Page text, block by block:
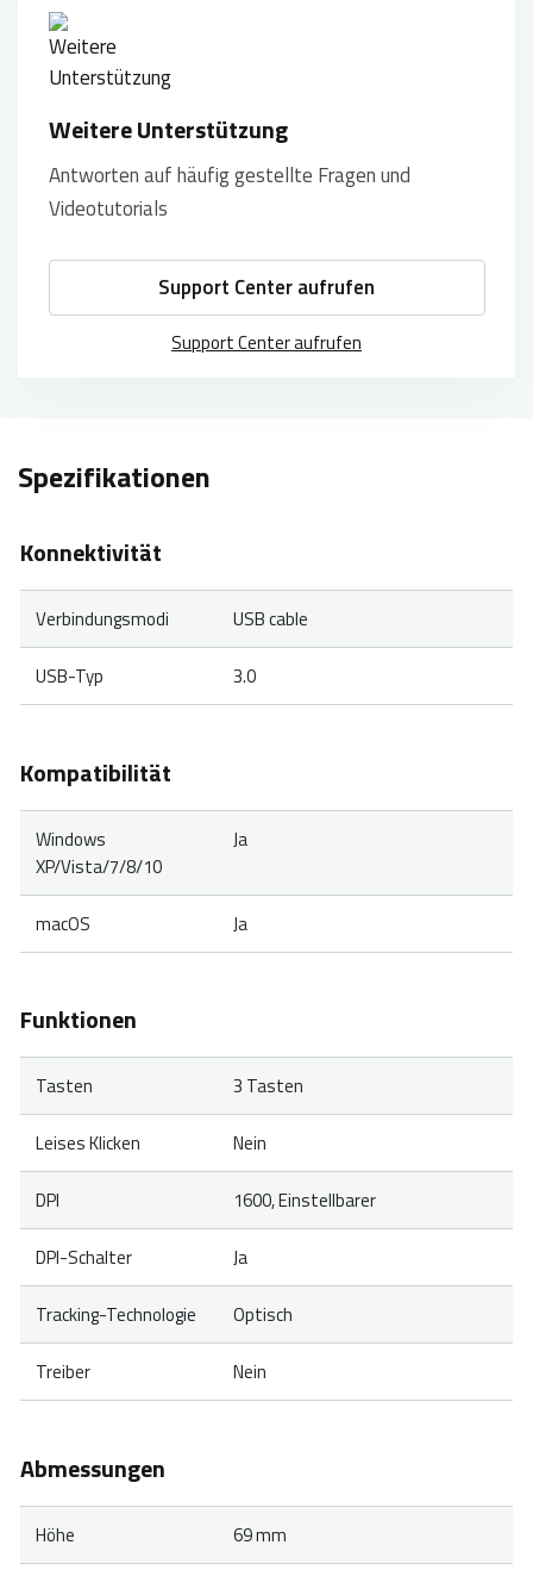
Weitere Unterstützung
Antworten auf häufig gestellte Fragen und
Videotutorials
Support Center aufrufen
Support Center aufrufen
Spezifikationen
Konnektivität
Verbindungsmodi USB cable
USB-Typ 3.0
Kompatibilität
Windows
XP/Vista/7/8/10
Ja
macOS Ja
Funktionen
Tasten 3 Tasten
Leises Klicken Nein
DPI 1600, Einstellbarer
DPI-Schalter Ja
Tracking-Technologie Optisch
Treiber Nein
Abmessungen
Höhe 69 mm